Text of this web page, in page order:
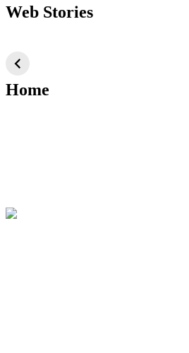
Web Stories
तकनीक जो आपको
2024 के लिए सीखनी
चाहिए
Home